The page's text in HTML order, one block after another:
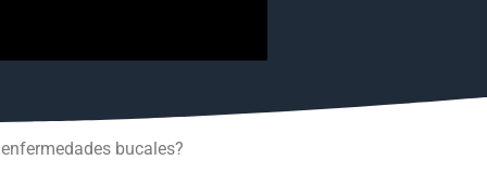
bucales?